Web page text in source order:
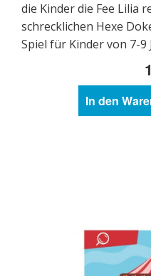
die Kinder die Fee Lilia
schrecklichen Hexe
Spiel für Kinder von 7-9
In den